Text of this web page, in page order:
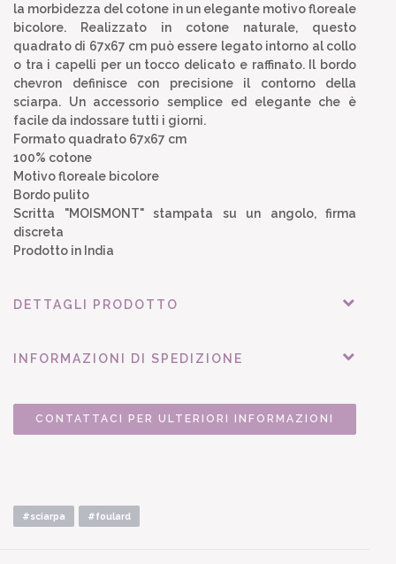
la morbidezza del cotone in un elegante motivo floreale
bicolore. Realizzato in cotone naturale, questo
quadrato di 67x67 cm può essere legato intorno al collo
o tra i capelli per un tocco delicato e raffinato. Il bordo
chevron definisce con precisione il contorno della
sciarpa. Un accessorio semplice ed elegante che è
facile da indossare tutti i giorni.
Formato quadrato 67x67 cm
100% cotone
Motivo floreale bicolore
Bordo pulito
Scritta "MOISMONT" stampata su un angolo, firma
discreta
Prodotto in India
DETTAGLI PRODOTTO
INFORMAZIONI DI SPEDIZIONE
CONTATTACI PER ULTERIORI INFORMAZIONI
#sciarpa #foulard